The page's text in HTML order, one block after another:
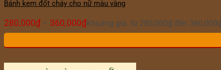
Bánh kem đốt cháy cho nữ màu vàng
280,000₫ – 360,000₫Khoảng giá: từ 280,000₫ đến